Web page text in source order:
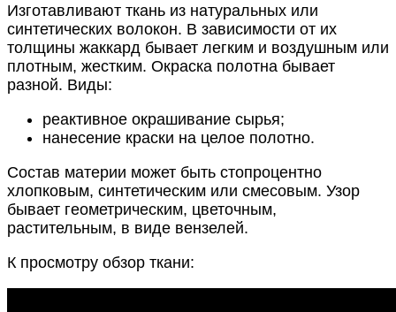
Изготавливают ткань из натуральных или
синтетических волокон. В зависимости от их
толщины жаккард бывает легким и воздушным или
плотным, жестким. Окраска полотна бывает
разной. Виды:
реактивное окрашивание сырья;
нанесение краски на целое полотно.
Состав материи может быть стопроцентно
хлопковым, синтетическим или смесовым. Узор
бывает геометрическим, цветочным,
растительным, в виде вензелей.
К просмотру обзор ткани: